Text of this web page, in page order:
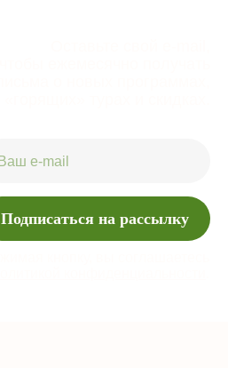
Подписаться на рассылку